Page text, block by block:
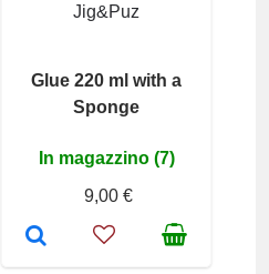
Jig&Puz
Glue 220 ml with a
Sponge
In magazzino (7)
9,00 €